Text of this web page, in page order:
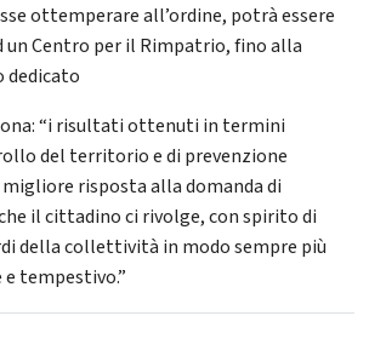
ottemperare all’ordine, potrà essere
un Centro per il Rimpatrio, fino alla
dedicato
“i risultati ottenuti in termini
del territorio e di prevenzione
risposta alla domanda di
il cittadino ci rivolge, con spirito di
della collettività in modo sempre più
tempestivo.”